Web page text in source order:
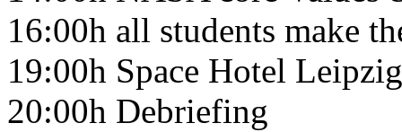
16:00h all students make
19:00h Space Hotel
20:00h Debriefing